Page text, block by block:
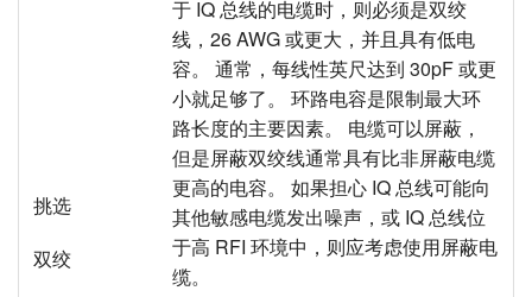
挑选
双绞
于 IQ 总线的电缆时，则必须是双绞
线，26 AWG 或更大，并且具有低电
容。 通常，每线性英尺达到 30pF 或更
小就足够了。 环路电容是限制最大环
路长度的主要因素。 电缆可以屏蔽，
但是屏蔽双绞线通常具有比非屏蔽电缆
更高的电容。 如果担心 IQ 总线可能向
其他敏感电缆发出噪声，或 IQ 总线位
于高 RFI 环境中，则应考虑使用屏蔽电
缆。